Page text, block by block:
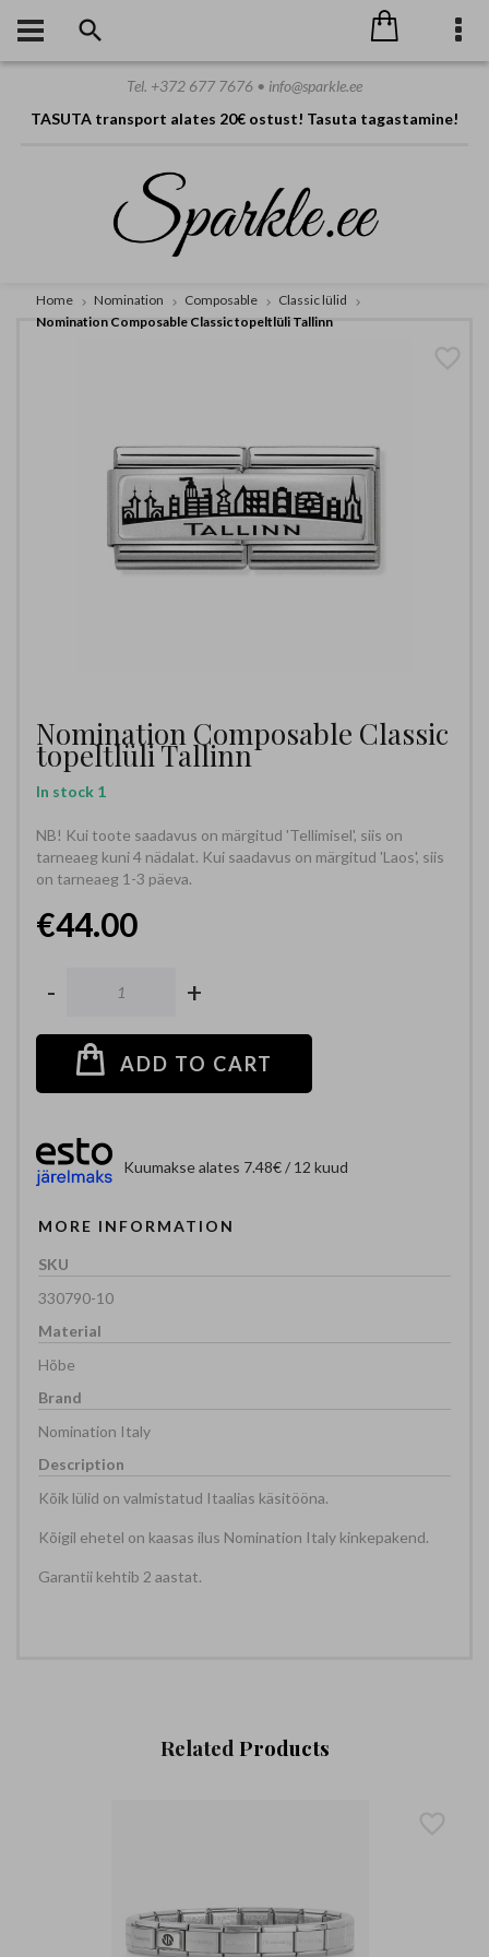
TASUTA transport alates 20€ ostust! Tasuta tagastamine!
Tel. +372 677 7676 • info@sparkle.ee
Home Nomination Composable
Classic lülid
Nomination Composable Classic topeltlüli Tallinn
Nomination Composable Classic
topeltlüli Tallinn
In stock 1
NB! Kui toote saadavus on märgitud 'Tellimisel', siis on
tarneaeg kuni 4 nädalat. Kui saadavus on märgitud 'Laos', siis
on tarneaeg 1-3 päeva.
€44.00
- +
ADD TO CART
Kuumakse alates 7.48€ / 12 kuud
MORE INFORMATION
330790-10
Hõbe
Nomination Italy
Kõik lülid on valmistatud Itaalias käsitööna.
Kõigil ehetel on kaasas ilus Nomination Italy kinkepakend.
Garantii kehtib 2 aastat.
Related Products